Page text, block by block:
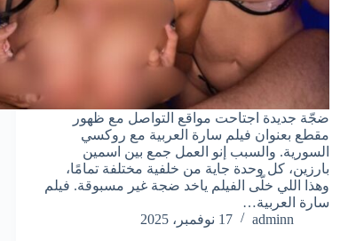
ضجّة جديدة اجتاحت مواقع التواصل مع ظهور
مقطع بعنوان فيلم سارة العربية مع روكسي
السورية. والسبب إنو العمل جمع بين اسمين
بارزين، كل وحدة جاية من خلفية مختلفة تمامًا،
وهذا اللي خلّى الفيلم ياخد ضجة غير مسبوقة. فيلم
سارة العربية…
adminn
17 نوفمبر، 2025